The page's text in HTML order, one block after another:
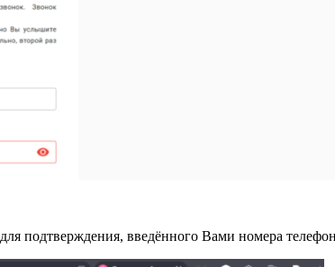
подтверждения, введённого Вами номера